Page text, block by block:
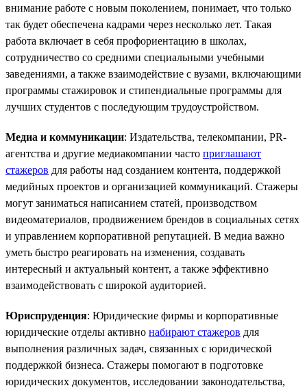
внимание работе с новым поколением, понимает, что только
так будет обеспечена кадрами через несколько лет. Такая
работа включает в себя профориентацию в школах,
сотрудничество со средними специальными учебными
заведениями, а также взаимодействие с вузами, включающими
программы стажировок и стипендиальные программы для
лучших студентов с последующим трудоустройством.
Медиа и коммуникации: Издательства, телекомпании, PR-
агентства и другие медиакомпании часто приглашают
стажеров для работы над созданием контента, поддержкой
медийных проектов и организацией коммуникаций. Стажеры
могут заниматься написанием статей, производством
видеоматериалов, продвижением брендов в социальных сетях
и управлением корпоративной репутацией. В медиа важно
уметь быстро реагировать на изменения, создавать
интересный и актуальный контент, а также эффективно
взаимодействовать с широкой аудиторией.
Юриспруденция: Юридические фирмы и корпоративные
юридические отделы активно набирают стажеров для
выполнения различных задач, связанных с юридической
поддержкой бизнеса. Стажеры помогают в подготовке
юридических документов, исследовании законодательства,